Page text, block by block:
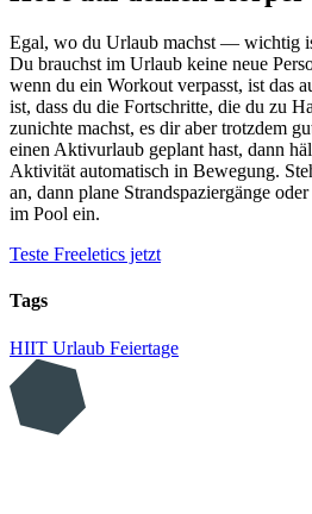
Egal, wo du Urlaub machst — wichtig
Du brauchst im Urlaub keine neue
wenn du ein Workout verpasst, ist das
ist, dass du die Fortschritte, die du zu
zunichte machst, es dir aber trotzdem
einen Aktivurlaub geplant hast, dann
Aktivität automatisch in Bewegung.
an, dann plane Strandspaziergänge
im Pool ein.
Teste Freeletics jetzt
Tags
HIIT Urlaub Feiertage